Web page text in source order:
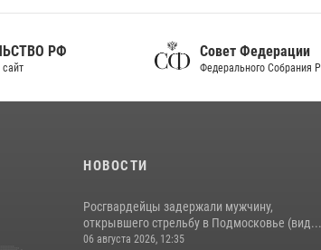
Совет Федерации
Федерального Собрания РФ
НОВОСТИ
Росгвардейцы задержали мужчину,
открывшего стрельбу в Подмосковье (вид...
06 августа 2026, 12:35